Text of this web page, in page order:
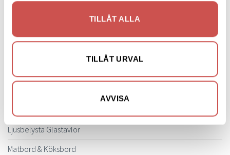
TILLÅT ALLA
TILLÅT URVAL
AVVISA
Bäddsoffor
Fåtöljer
Inredning
Ljusbelysta Glastavlor
Matbord & Köksbord